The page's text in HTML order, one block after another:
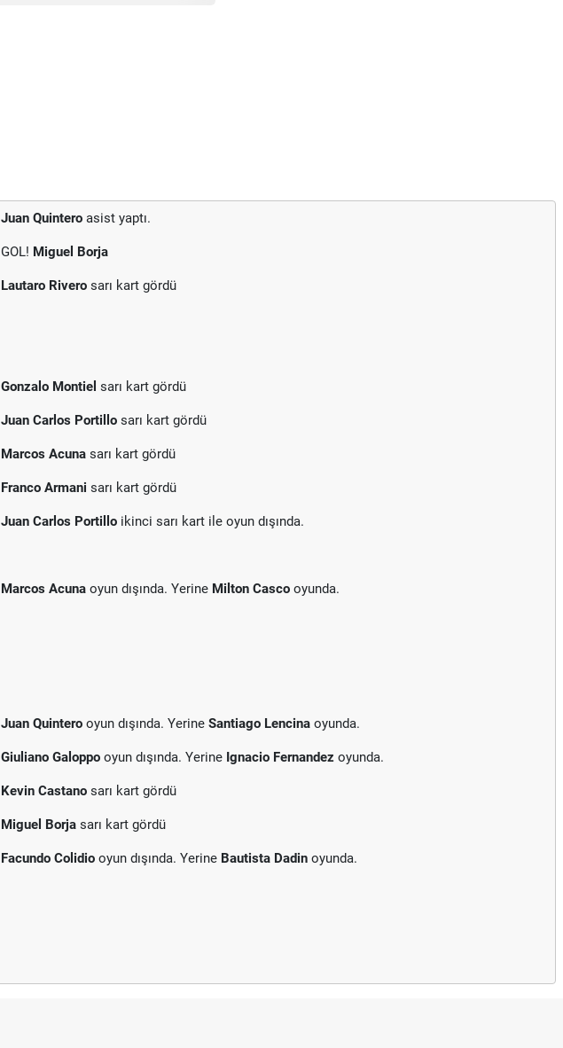
Juan Quintero asist yaptı.
GOL! Miguel Borja
Lautaro Rivero sarı kart gördü
Gonzalo Montiel sarı kart gördü
Juan Carlos Portillo sarı kart gördü
Marcos Acuna sarı kart gördü
Franco Armani sarı kart gördü
Juan Carlos Portillo ikinci sarı kart ile oyun dışında.
Marcos Acuna oyun dışında. Yerine Milton Casco oyunda.
Juan Quintero oyun dışında. Yerine Santiago Lencina oyunda.
Giuliano Galoppo oyun dışında. Yerine Ignacio Fernandez oyunda.
Kevin Castano sarı kart gördü
Miguel Borja sarı kart gördü
Facundo Colidio oyun dışında. Yerine Bautista Dadin oyunda.